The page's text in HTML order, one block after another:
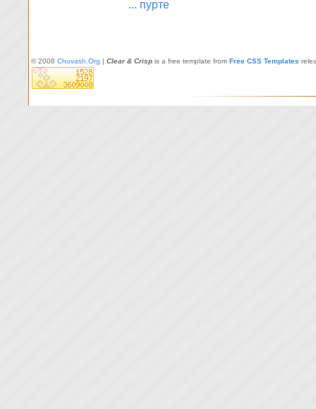
... пурте
© 2008 Chuvash.Org | Clear & Crisp is a free template from Free CSS Templates